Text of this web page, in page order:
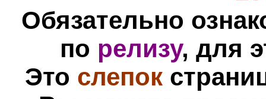
Обязательно
по релизу, для
Это слепок